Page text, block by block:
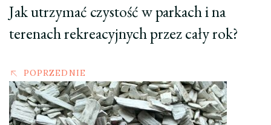
Jak utrzymać czystość w parkach i na
terenach rekreacyjnych przez cały rok?
POPRZEDNIE